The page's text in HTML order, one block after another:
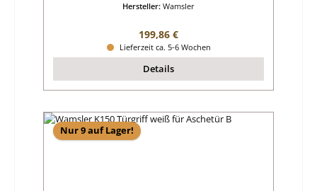
Hersteller: Wamsler
Regulärer Preis:
199,86 €
Lieferzeit ca. 5-6 Wochen
Details
Nur 9 auf Lager!